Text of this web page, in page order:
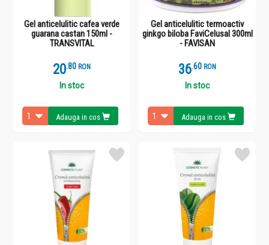
Gel anticelulitic cafea verde
guarana castan 150ml -
TRANSVITAL
20.8 RON
In stoc
Adauga in cos
Gel anticelulitic termoactiv
ginkgo biloba FaviCelusal 300ml
- FAVISAN
36.6 RON
In stoc
Adauga in cos